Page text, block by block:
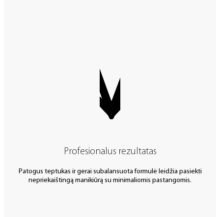
Profesionalus rezultatas
Patogus teptukas ir gerai subalansuota formulė leidžia pasiekti
nepriekaištingą manikiūrą su minimaliomis pastangomis.